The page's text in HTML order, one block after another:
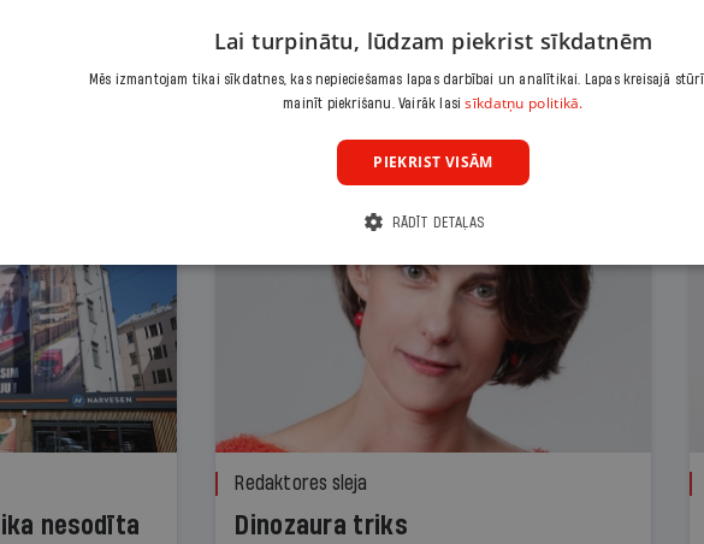
nesodīta
Redaktores sleja
Dinozaura triks
Lai turpinātu, lūdzam piekrist sīkdatnēm
Mēs izmantojam tikai sīkdatnes, kas nepieciešamas lapas darbībai un analītikai. Lapas kreisajā
mainīt piekrišanu. Vairāk lasisīkdatņu politikā.
PIEKRIST VISĀM
RĀDĪT DETAĻAS